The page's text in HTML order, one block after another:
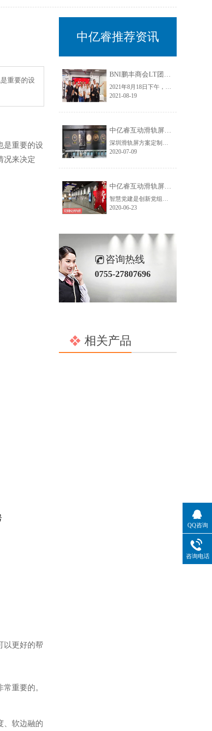
重要的设
是重要的设
况来决定
以更好的帮
重要的。
、软边融的
中亿睿推荐资讯
BNI鹏丰商会LT团队组织开展走进中亿睿参观指导交流活动
2021年8月18日下午，为了增进企业间的互动交流，增强企业间的凝聚力，BNI鹏丰商会LT团队开展了走进中亿睿交流活动。此次活动不仅为商会LT团队各成员搭建了思想碰撞的平台，还为自身企业发展开拓思路，实现了企业家之间信息互通，共同发展，同时也增加了LT团队成员的之间的相互了解，使BNI鹏丰商会更有凝聚力。
2021-08-19
中亿睿互动滑轨屏案例：橙色科技企业展厅
深圳滑轨屏方案定制源头厂家--中亿睿，根据烟台橙色科技企业展厅的现场情况、及尺寸高度为其制定了一套55寸6米长的轨道触摸屏，为山东烟台橙色科技打造高科技展厅。
2020-07-09
中亿睿互动滑轨屏为浙江金华打造智慧党建馆
智慧党建是创新党组织活动的内容方式，它是积极运用互联网、大数据等新兴技术现党建工作的智能化管理，从而提升党的执政能力的理念。在这个理念指导之下，浙江金华党组织就开始探索智慧党建的各种载体，最终选择了深圳中亿睿双屏滑轨系统作为党建历程展示载体。
2020-06-23
咨询热线
0755-27807696
相关产品
QQ咨询
咨询电话